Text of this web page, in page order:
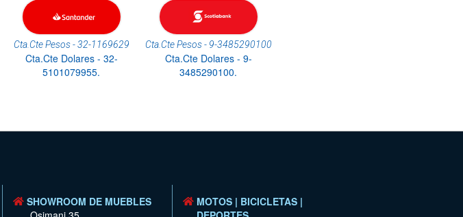
Cta.Cte Pesos - 32-1169629
Cta.Cte Dolares - 32-
5101079955.
Cta.Cte Pesos - 9-3485290100
Cta.Cte Dolares - 9-
3485290100.
SHOWROOM DE MUEBLES
MOTOS | BICICLETAS |